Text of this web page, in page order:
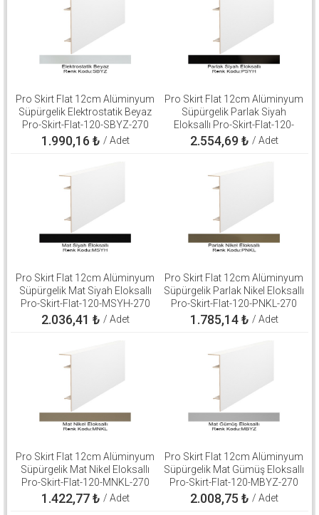
Pro Skirt Flat 12cm Alüminyum
Süpürgelik Elektrostatik Beyaz
Pro-Skirt-Flat-120-SBYZ-270
1.990,16 ₺ / Adet
Pro Skirt Flat 12cm Alüminyum
Süpürgelik Parlak Siyah
Eloksallı Pro-Skirt-Flat-120-
PSYH-270
2.554,69₺ / Adet
Pro Skirt Flat 12cm Alüminyum
Süpürgelik Mat Siyah Eloksallı
Pro-Skirt-Flat-120-MSYH-270
2.036,41 ₺ / Adet
Pro Skirt Flat 12cm Alüminyum
Süpürgelik Parlak Nikel Eloksallı
Pro-Skirt-Flat-120-PNKL-270
1.785,14₺ / Adet
Pro Skirt Flat 12cm Alüminyum
Süpürgelik Mat Nikel Eloksallı
Pro-Skirt-Flat-120-MNKL-270
1.422,77₺ / Adet
Pro Skirt Flat 12cm Alüminyum
Süpürgelik Mat Gümüş Eloksallı
Pro-Skirt-Flat-120-MBYZ-270
2.008,75 ₺ / Adet